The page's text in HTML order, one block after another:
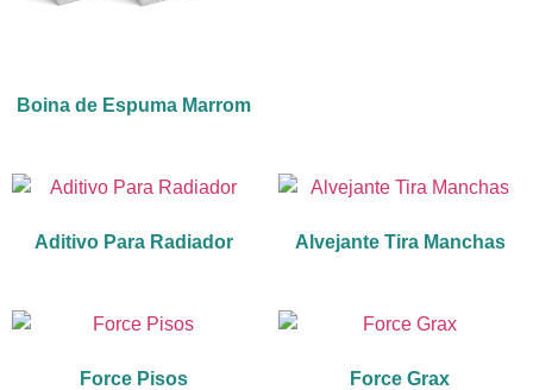
Boina de Espuma Marrom
Aditivo Para Radiador Alvejante Tira Manchas
Force Pisos Force Grax